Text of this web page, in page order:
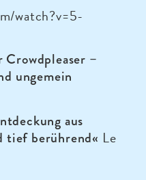
watch?v=5-
–
ungemein
aus
tief berührend« Le